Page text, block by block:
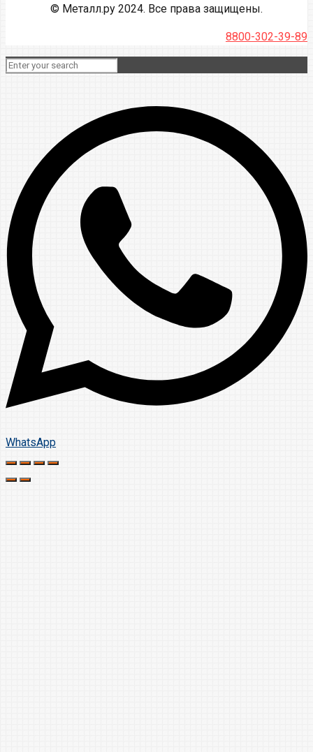
© Металл.ру 2024. Все права защищены.
8800-302-39-89
WhatsApp